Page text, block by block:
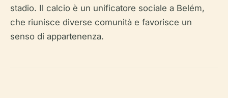
stadio. Il calcio è un unificatore sociale a Belém,
che riunisce diverse comunità e favorisce un
senso di appartenenza.